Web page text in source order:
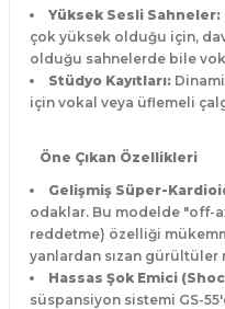
Yüksek Sesli Sahneler:
çok yüksek olduğu için,
olduğu sahnelerde bile
Stüdyo Kayıtları:
için vokal veya üflemeli
Öne Çıkan Özellikleri
Gelişmiş Süper-
odaklar. Bu modelde "off-
reddetme) özelliği
yanlardan sızan gürültüler
Hassas Şok Emici
süspansiyon sistemi GS-